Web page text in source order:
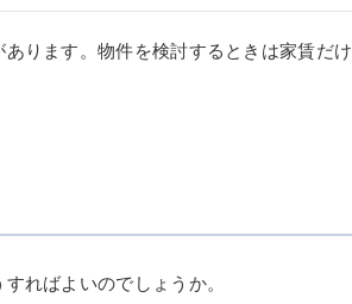
ります。物件を検討するときは家賃だけ
ればよいのでしょうか。